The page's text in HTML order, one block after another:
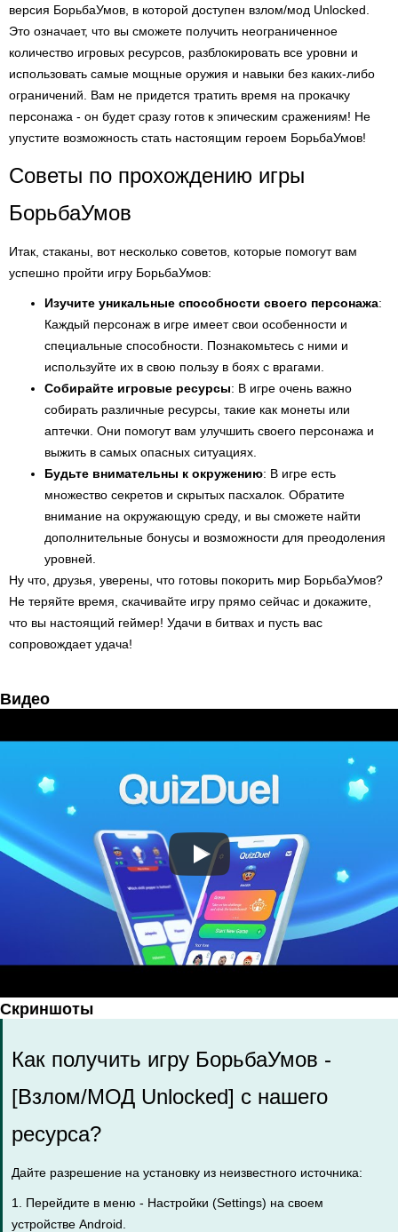
версия БорьбаУмов, в которой доступен взлом/мод Unlocked.
Это означает, что вы сможете получить неограниченное
количество игровых ресурсов, разблокировать все уровни и
использовать самые мощные оружия и навыки без каких-либо
ограничений. Вам не придется тратить время на прокачку
персонажа - он будет сразу готов к эпическим сражениям! Не
упустите возможность стать настоящим героем БорьбаУмов!
Советы по прохождению игры
БорьбаУмов
Итак, стаканы, вот несколько советов, которые помогут вам
успешно пройти игру БорьбаУмов:
Изучите уникальные способности своего персонажа:
Каждый персонаж в игре имеет свои особенности и
специальные способности. Познакомьтесь с ними и
используйте их в свою пользу в боях с врагами.
Собирайте игровые ресурсы: В игре очень важно
собирать различные ресурсы, такие как монеты или
аптечки. Они помогут вам улучшить своего персонажа и
выжить в самых опасных ситуациях.
Будьте внимательны к окружению: В игре есть
множество секретов и скрытых пасхалок. Обратите
внимание на окружающую среду, и вы сможете найти
дополнительные бонусы и возможности для преодоления
уровней.
Ну что, друзья, уверены, что готовы покорить мир БорьбаУмов?
Не теряйте время, скачивайте игру прямо сейчас и докажите,
что вы настоящий геймер! Удачи в битвах и пусть вас
сопровождает удача!
Видео
Скриншоты
Как получить игру БорьбаУмов -
[Взлом/МОД Unlocked] с нашего
ресурса?
Дайте разрешение на установку из неизвестного источника:
1. Перейдите в меню - Настройки (Settings) на своем
устройстве Android.